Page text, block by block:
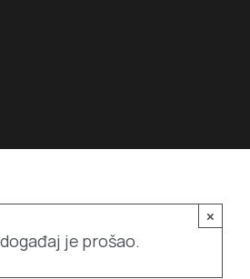
×
je prošao.